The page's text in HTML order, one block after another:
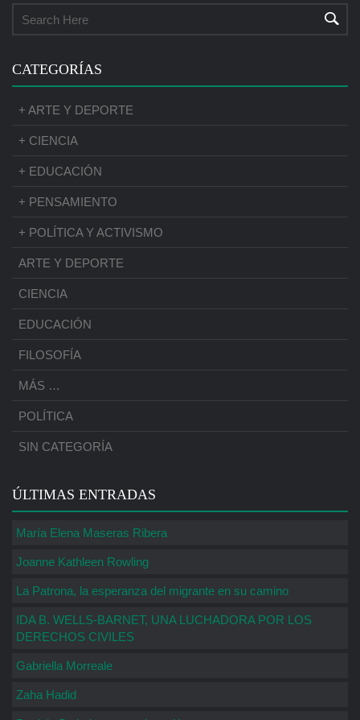
CATEGORÍAS
+ ARTE Y DEPORTE
+ CIENCIA
+ EDUCACIÓN
+ PENSAMIENTO
+ POLÍTICA Y ACTIVISMO
ARTE Y DEPORTE
CIENCIA
EDUCACIÓN
FILOSOFÍA
MÁS …
POLÍTICA
SIN CATEGORÍA
ÚLTIMAS ENTRADAS
María Elena Maseras Ribera
Joanne Kathleen Rowling
La Patrona, la esperanza del migrante en su camino
IDA B. WELLS-BARNET, UNA LUCHADORA POR LOS
DERECHOS CIVILES
Gabriella Morreale
Zaha Hadid